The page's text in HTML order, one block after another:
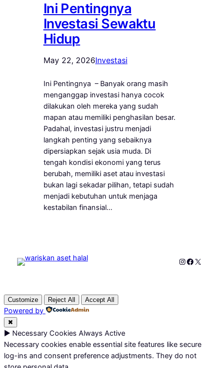
Ini Pentingnya
Investasi Sewaktu
Hidup
May 22, 2026Investasi
Ini Pentingnya – Banyak orang masih
menganggap investasi hanya cocok
dilakukan oleh mereka yang sudah
mapan atau memiliki penghasilan besar.
Padahal, investasi justru menjadi
langkah penting yang sebaiknya
dipersiapkan sejak usia muda. Di
tengah kondisi ekonomi yang terus
berubah, memiliki aset atau investasi
bukan lagi sekadar pilihan, tetapi sudah
menjadi kebutuhan untuk menjaga
kestabilan finansial…
Instagram
X
Customize Reject All Accept All
Powered by
✖
► Necessary Cookies Always Active
Necessary cookies enable essential site features like secure
log-ins and consent preference adjustments. They do not